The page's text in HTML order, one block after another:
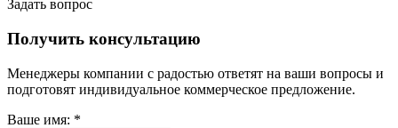
Задать вопрос
Получить консультацию
Менеджеры компании с радостью ответят на ваши вопросы и
подготовят индивидуальное коммерческое предложение.
Ваше имя: *